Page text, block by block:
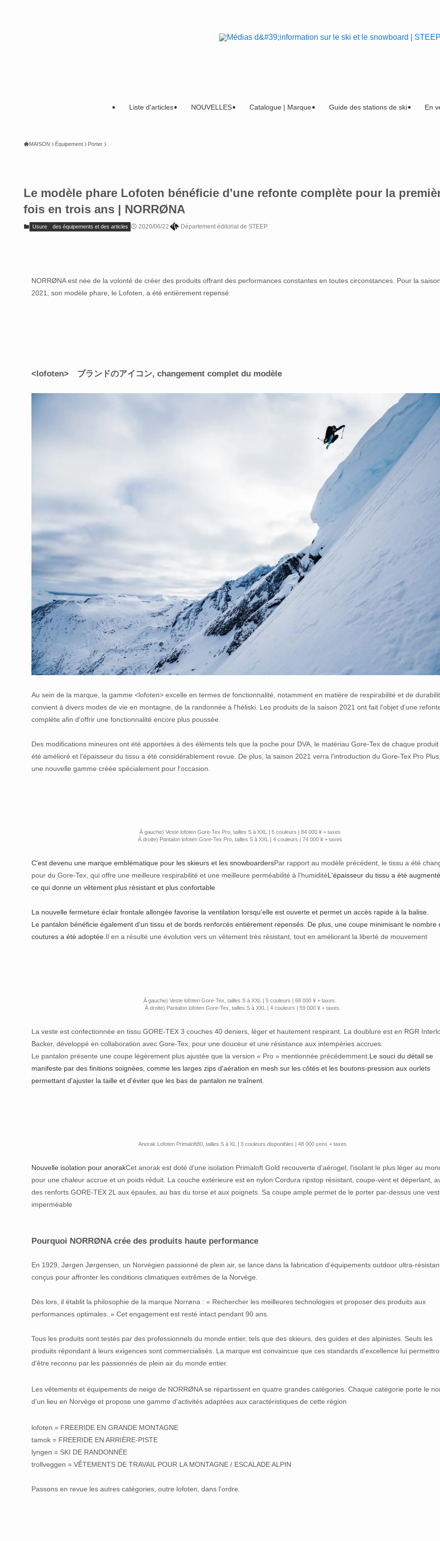
Liste d'articles NOUVELLES Catalogue | Marque Guide des stations de ski En
MAISON Équipement Porter
Le modèle phare Lofoten bénéficie d'une refonte complète pour la
fois en trois ans | NORRØNA
Usure des équipements et des articles 2020/06/22 Département éditorial de STEEP
NORRØNA est née de la volonté de créer des produits offrant des performances constantes en toutes circonstances. Pour la saison
2021, son modèle phare, le Lofoten, a été entièrement repensé
<lofoten> ブランドのアイコン, changement complet du modèle
Au sein de la marque, la gamme <lofoten> excelle en termes de fonctionnalité, notamment en matière de respirabilité et de
convient à divers modes de vie en montagne, de la randonnée à l'héliski. Les produits de la saison 2021 ont fait l'objet d'une
complète afin d'offrir une fonctionnalité encore plus poussée.
Des modifications mineures ont été apportées à des éléments tels que la poche pour DVA, le matériau Gore-Tex de chaque produit
été amélioré et l'épaisseur du tissu a été considérablement revue. De plus, la saison 2021 verra l'introduction du Gore-Tex Pro Plus,
une nouvelle gamme créée spécialement pour l'occasion.
À gauche) Veste lofoten Gore-Tex Pro, tailles S à XXL | 5 couleurs | 84 000 ¥ + taxes
À droite) Pantalon lofoten Gore-Tex Pro, tailles S à XXL | 4 couleurs | 74 000 ¥ + taxes
C'est devenu une marque emblématique pour les skieurs et les snowboardersPar rapport au modèle précédent, le tissu a été
pour du Gore-Tex, qui offre une meilleure respirabilité et une meilleure perméabilité à l'humiditéL'épaisseur du tissu a été
ce qui donne un vêtement plus résistant et plus confortable
La nouvelle fermeture éclair frontale allongée favorise la ventilation lorsqu'elle est ouverte et permet un accès rapide à la balise.
Le pantalon bénéficie également d'un tissu et de bords renforcés entièrement repensés. De plus, une coupe minimisant le nombre
coutures a été adoptée. Il en a résulté une évolution vers un vêtement très résistant, tout en améliorant la liberté de mouvement
À gauche) Veste lofoten Gore-Tex, tailles S à XXL | 5 couleurs | 68 000 ¥ + taxes.
À droite) Pantalon lofoten Gore-Tex, tailles S à XXL | 4 couleurs | 59 000 ¥ + taxes.
La veste est confectionnée en tissu GORE-TEX 3 couches 40 deniers, léger et hautement respirant. La doublure est en RGR
Backer, développé en collaboration avec Gore-Tex, pour une douceur et une résistance aux intempéries accrues.
Le pantalon présente une coupe légèrement plus ajustée que la version « Pro » mentionnée précédemment. Le souci du détail se
manifeste par des finitions soignées, comme les larges zips d'aération en mesh sur les côtés et les boutons-pression aux ourlets
permettant d'ajuster la taille et d'éviter que les bas de pantalon ne traînent.
Anorak Lofoten Primaloft80, tailles S à XL | 3 couleurs disponibles | 48 000 yens + taxes
Nouvelle isolation pour anorakCet anorak est doté d'une isolation Primaloft Gold recouverte d'aérogel, l'isolant le plus léger au
pour une chaleur accrue et un poids réduit. La couche extérieure est en nylon Cordura ripstop résistant, coupe-vent et déperlant,
des renforts GORE-TEX 2L aux épaules, au bas du torse et aux poignets. Sa coupe ample permet de le porter par-dessus une
imperméable
Pourquoi NORRØNA crée des produits haute performance
En 1929, Jørgen Jørgensen, un Norvégien passionné de plein air, se lance dans la fabrication d'équipements outdoor ultra-
conçus pour affronter les conditions climatiques extrêmes de la Norvège.
Dès lors, il établit la philosophie de la marque Norrøna : « Rechercher les meilleures technologies et proposer des produits aux
performances optimales. » Cet engagement est resté intact pendant 90 ans.
Tous les produits sont testés par des professionnels du monde entier, tels que des skieurs, des guides et des alpinistes. Seuls les
produits répondant à leurs exigences sont commercialisés. La marque est convaincue que ces standards d'excellence lui
d'être reconnu par les passionnés de plein air du monde entier.
Les vêtements et équipements de neige de NORRØNA se répartissent en quatre grandes catégories. Chaque catégorie porte le
d'un lieu en Norvège et propose une gamme d'activités adaptées aux caractéristiques de cette région
lofoten = FREERIDE EN GRANDE MONTAGNE
tamok = FREERIDE EN ARRIÈRE-PISTE
lyngen = SKI DE RANDONNÉE
trollveggen = VÊTEMENTS DE TRAVAIL POUR LA MONTAGNE / ESCALADE ALPIN
Passons en revue les autres catégories, outre lofoten, dans l'ordre.